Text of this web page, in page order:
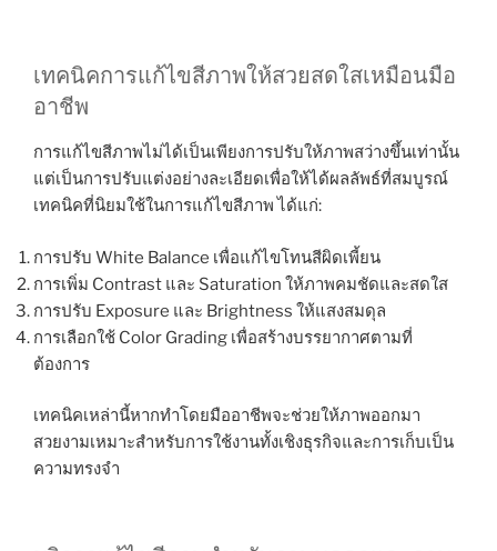
เทคนิคการแก้ไขสีภาพให้สวยสดใสเหมือนมือ
อาชีพ
การแก้ไขสีภาพไม่ได้เป็นเพียงการปรับให้ภาพสว่างขึ้นเท่านั้น
แต่เป็นการปรับแต่งอย่างละเอียดเพื่อให้ได้ผลลัพธ์ที่สมบูรณ์
เทคนิคที่นิยมใช้ในการแก้ไขสีภาพ ได้แก่:
การปรับ White Balance เพื่อแก้ไขโทนสีผิดเพี้ยน
การเพิ่ม Contrast และ Saturation ให้ภาพคมชัดและสดใส
การปรับ Exposure และ Brightness ให้แสงสมดุล
การเลือกใช้ Color Grading เพื่อสร้างบรรยากาศตามที่
ต้องการ
เทคนิคเหล่านี้หากทำโดยมืออาชีพจะช่วยให้ภาพออกมา
สวยงามเหมาะสำหรับการใช้งานทั้งเชิงธุรกิจและการเก็บเป็น
ความทรงจำ